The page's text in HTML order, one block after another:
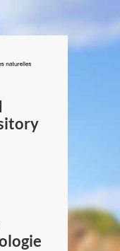
/
Canada